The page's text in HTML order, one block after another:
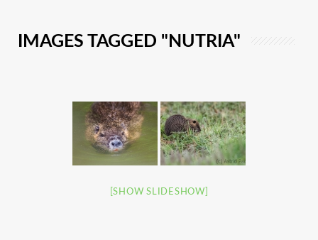
IMAGES TAGGED "NUTRIA"
[SHOW SLIDESHOW]